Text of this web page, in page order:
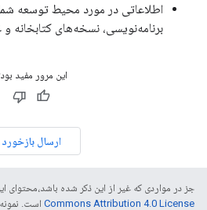
اطلاعاتی در مورد محیط توسعه
برنامه‌نویسی، نسخه‌های کتابخانه و
این مرور مفید
ارسال بازخورد
جز در مواردی که غیر از این ذکر شده
Commons Attribution 4.0 License است.